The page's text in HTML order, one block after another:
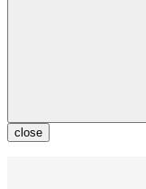
close